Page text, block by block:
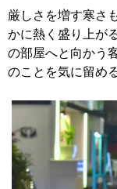
厳しさを増す寒さ
かに熱く盛り上が
の部屋へと向かう
のことを気に留め